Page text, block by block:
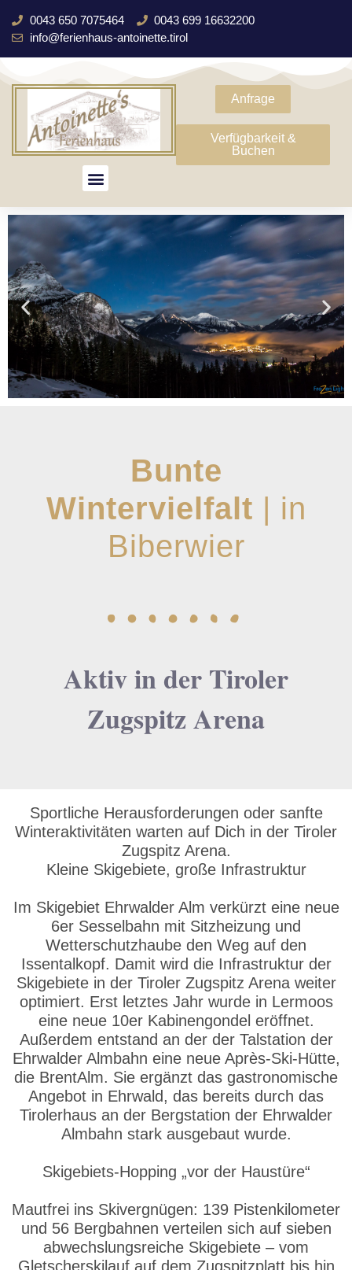
0043 650 7075464
0043 699 16632200
info@ferienhaus-antoinette.tirol
Anfrage
Verfügbarkeit &
Buchen
Bunte
Wintervielfalt | in
Biberwier
Aktiv in der Tiroler
Zugspitz Arena
Sportliche Herausforderungen oder sanfte
Winteraktivitäten warten auf Dich in der Tiroler
Zugspitz Arena.
Kleine Skigebiete, große Infrastruktur
Im Skigebiet Ehrwalder Alm verkürzt eine neue
6er Sesselbahn mit Sitzheizung und
Wetterschutzhaube den Weg auf den
Issentalkopf. Damit wird die Infrastruktur der
Skigebiete in der Tiroler Zugspitz Arena weiter
optimiert. Erst letztes Jahr wurde in Lermoos
eine neue 10er Kabinengondel eröffnet.
Außerdem entstand an der der Talstation der
Ehrwalder Almbahn eine neue Après-Ski-Hütte,
die BrentAlm. Sie ergänzt das gastronomische
Angebot in Ehrwald, das bereits durch das
Tirolerhaus an der Bergstation der Ehrwalder
Almbahn stark ausgebaut wurde.
Skigebiets-Hopping „vor der Haustüre“
Mautfrei ins Skivergnügen: 139 Pistenkilometer
und 56 Bergbahnen verteilen sich auf sieben
abwechslungsreiche Skigebiete – vom
Gletscherskilauf auf dem Zugspitzplatt bis hin